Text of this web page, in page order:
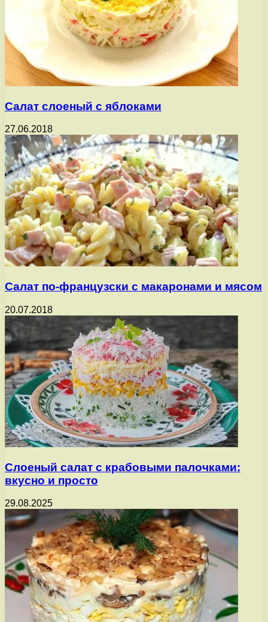
Салат слоеный с яблоками
27.06.2018
Салат по-французски с макаронами и мясом
20.07.2018
Слоеный салат с крабовыми палочками:
вкусно и просто
29.08.2025